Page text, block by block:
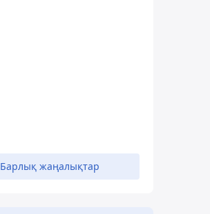
Барлық жаңалықтар